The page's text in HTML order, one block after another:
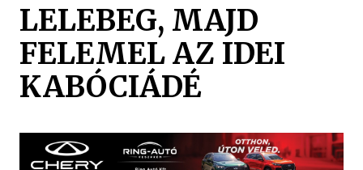
LELEBEG, MAJD
FELEMEL AZ IDEI
KABÓCIÁDÉ